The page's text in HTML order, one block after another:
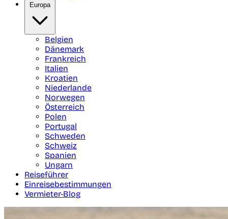
Europa
Belgien
Dänemark
Frankreich
Italien
Kroatien
Niederlande
Norwegen
Österreich
Polen
Portugal
Schweden
Schweiz
Spanien
Ungarn
Reiseführer
Einreisebestimmungen
Vermieter-Blog